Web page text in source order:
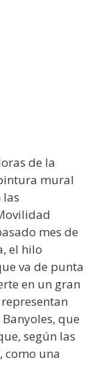
de la
mural
las
mes de
el hilo
va de punta
en un gran
que
según las
como una